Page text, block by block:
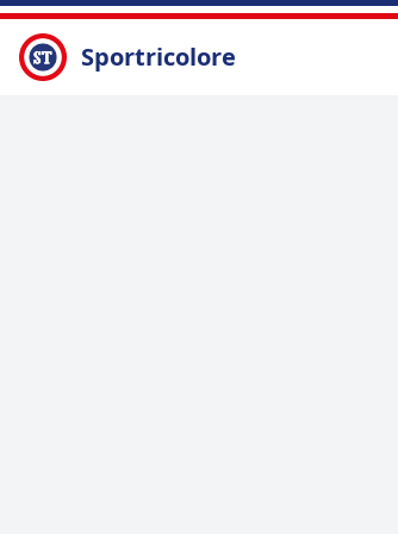
Sportricolore